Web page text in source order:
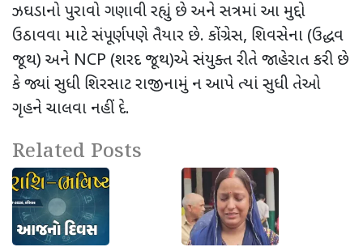
ઝઘડાનો પુરાવો ગણાવી રહ્યું છે અને સત્રમાં આ મુદ્દો
ઉઠાવવા માટે સંપૂર્ણપણે તૈયાર છે. કોંગ્રેસ, શિવસેના (ઉદ્ધવ
જૂથ) અને NCP (શરદ જૂથ)એ સંયુક્ત રીતે જાહેરાત કરી છે
કે જ્યાં સુધી શિરસાટ રાજીનામું ન આપે ત્યાં સુધી તેઓ
ગૃહને ચાલવા નહીં દે.
Related Posts